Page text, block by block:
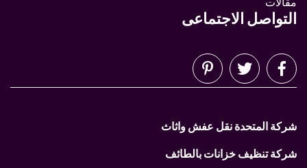
التواصل الاجتماعى
شركة المتحدة نقل عفش واثاث
شركة تنظيف خزانات بالطائف